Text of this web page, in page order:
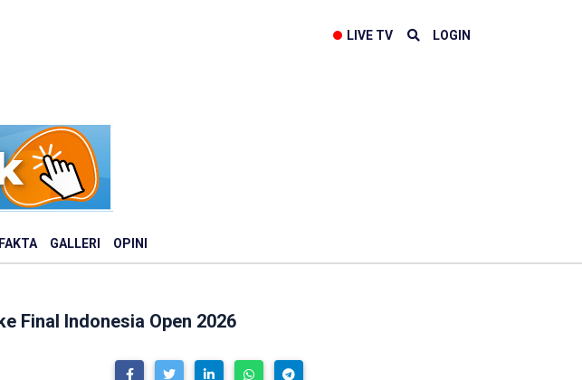
LIVE TV LOGIN
GALLERI OPINI
Final Indonesia Open 2026